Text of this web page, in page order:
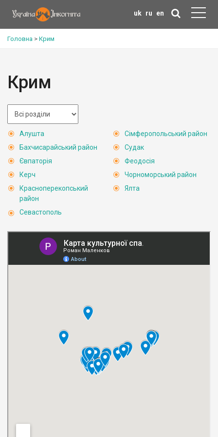
uk ru en
Головна > Крим
Крим
Алушта
Бахчисарайський район
Євпаторія
Керч
Красноперекопський
район
Севастополь
Сімферопольський район
Судак
Феодосія
Чорноморський район
Ялта